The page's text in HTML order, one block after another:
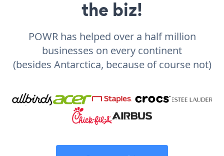
the biz!
POWR has helped over a half million
businesses on every continent
(besides Antarctica, because of course not)